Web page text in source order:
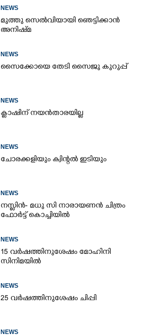
മോഹൻലാൽ
NEWS
മുത്തു സെൽവിയായി ഞെട്ടിക്കാൻ
അനിഷ്‌മ
NEWS
സൈക്കോയെ തേടി സൈജു കുറുപ്പ്
NEWS
ക്ലാഷിന് നയൻതാരയില്ല
NEWS
ചോരക്കളിയും ക്വിന്റൽ ഇടിയും
NEWS
നസ്ലിൻ- മധു സി നാരായണൻ ചിത്രം
ഫോർട്ട് കൊച്ചിയിൽ
NEWS
15 വർഷത്തിനുശേഷം മോഹിനി
സിനിമയിൽ
NEWS
25 വർഷത്തിനുശേഷം ചിപ്പി
NEWS